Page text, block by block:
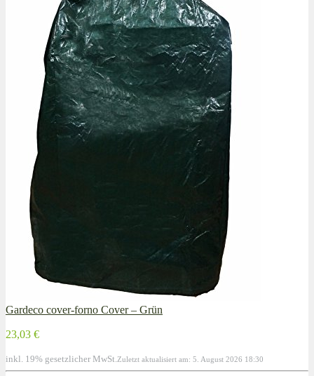
Gardeco cover-forno Cover – Grün
23,03 €
inkl. 19% gesetzlicher MwSt. Zuletzt aktualisiert am: 5. August 2026 18:30